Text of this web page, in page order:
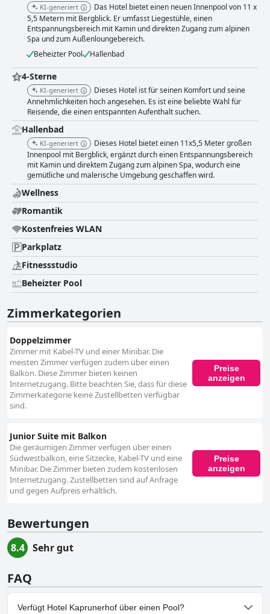
KI-generiert
Das Hotel bietet einen neuen Innenpool von 11 x
5,5 Metern mit Bergblick. Er umfasst Liegestühle, einen
Entspannungsbereich mit Kamin und direkten Zugang zum alpinen
Spa und zum Außenloungebereich.
Beheizter Pool
Hallenbad
4-Sterne
KI-generiert
Dieses Hotel ist für seinen Komfort und seine
Annehmlichkeiten hoch angesehen. Es ist eine beliebte Wahl für
Reisende, die einen entspannten Aufenthalt suchen.
Hallenbad
KI-generiert
Dieses Hotel bietet einen 11x5,5 Meter großen
Innenpool mit Bergblick, ergänzt durch einen Entspannungsbereich
mit Kamin und direktem Zugang zum alpinen Spa, wodurch eine
gemütliche und malerische Umgebung geschaffen wird.
Wellness
Romantik
Kostenfreies WLAN
Parkplatz
Fitnessstudio
Beheizter Pool
Zimmerkategorien
Doppelzimmer
Zimmer mit Kabel-TV und einer Minibar. Die
meisten Zimmer verfügen zudem über einen
Balkon. Diese Zimmer bieten keinen
Internetzugang. Bitte beachten Sie, dass für diese
Zimmerkategorie keine Zustellbetten verfügbar
sind.
Preise
anzeigen
Junior Suite mit Balkon
Die geräumigen Zimmer verfügen über einen
Südwestbalkon, eine Sitzecke, Kabel-TV und eine
Minibar. Die Zimmer bieten zudem kostenlosen
Internetzugang. Zustellbetten sind auf Anfrage
und gegen Aufpreis erhältlich.
Preise
anzeigen
Bewertungen
8.4 Sehr gut
FAQ
Verfügt Hotel Kaprunerhof über einen Pool?